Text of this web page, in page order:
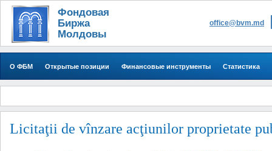
Фондовая
Биржа
Молдовы
office@bvm.md
О ФБМ Открытые позиции Финансовые инструменты Статистика
Licitaţii de vînzare acţiunilor proprietate